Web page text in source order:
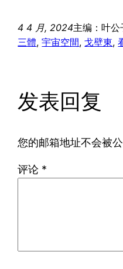
4 4 月, 2024主编：叶
三體, 宇宙空間, 戈壁東,
发表回复
您的邮箱地址不会被公
评论 *